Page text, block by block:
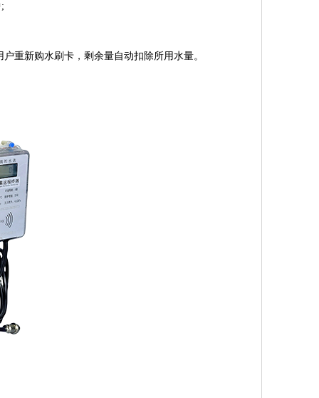
重新购水刷卡，剩余量自动扣除所用水量。